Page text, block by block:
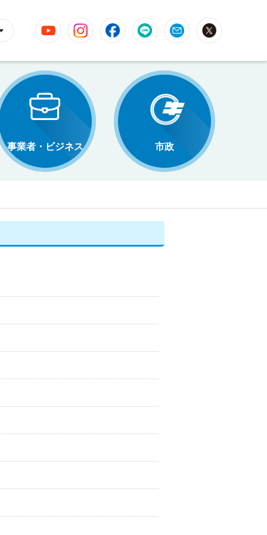
YouTube InstagramFacebookLINE Mail
事業者・ビジネス 市政